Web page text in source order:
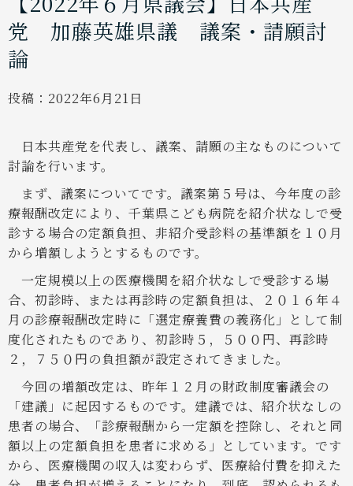
党 加藤英雄県議 議案・請願討
論
投稿： 2022年6月21日
日本共産党を代表し、議案、請願の主なものについて
討論を行います。
まず、議案についてです。議案第５号は、今年度の診
療報酬改定により、千葉県こども病院を紹介状なしで受
診する場合の定額負担、非紹介受診料の基準額を１０月
から増額しようとするものです。
一定規模以上の医療機関を紹介状なしで受診する場
合、初診時、または再診時の定額負担は、２０１６年４
月の診療報酬改定時に「選定療養費の義務化」として制
度化されたものであり、初診時５，５００円、再診時
２，７５０円の負担額が設定されてきました。
今回の増額改定は、昨年１２月の財政制度審議会の
「建議」に起因するものです。建議では、紹介状なしの
患者の場合、「診療報酬から一定額を控除し、それと同
額以上の定額負担を患者に求める」としています。です
から、医療機関の収入は変わらず、医療給付費を抑えた